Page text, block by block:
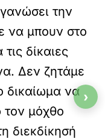
την
να μπουν στο
δίκαιες
Δεν ζητάμε
δικαίωμα να
τον μόχθο
διεκδίκησή
›